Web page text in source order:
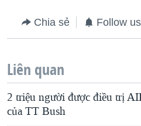
Chia sẻ Follow us
Liên quan
2 triệu người được điều trị
của TT Bush